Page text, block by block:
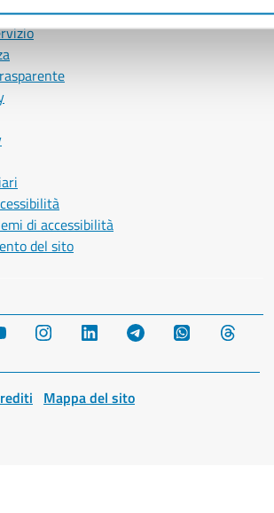
di accessibilità
del sito
YouTube Instagram LinkedIn Telegram WhatsApp
Mappa del sito